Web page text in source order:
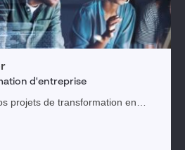
d'entreprise
projets de transformation en